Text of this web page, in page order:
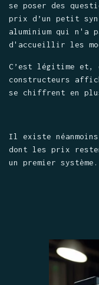
se poser des
prix d’un petit
aluminium qui n'a
d'accueillir les
C’est légitime et,
constructeurs
se chiffrent en
Il existe
dont les prix
un premier système.